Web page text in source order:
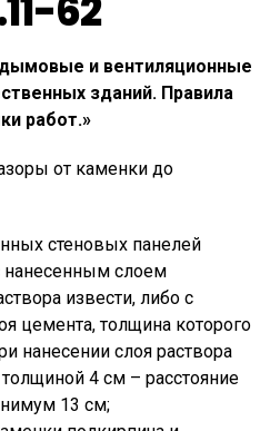
62
и вентиляционные
зданий. Правила
работ.»
от каменки до
стеновых панелей
нанесенным слоем
извести, либо с
цемента, толщина которого
нанесении слоя раствора
4 см – расстояние
13 см;